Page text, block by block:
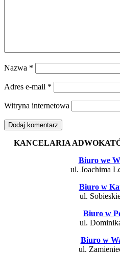
Nazwa *
Adres e-mail *
Witryna internetowa
KANCELARIA
Biuro we
ul. Joachima
Biuro w
ul.
Biuro w
ul.
Biuro w
ul.